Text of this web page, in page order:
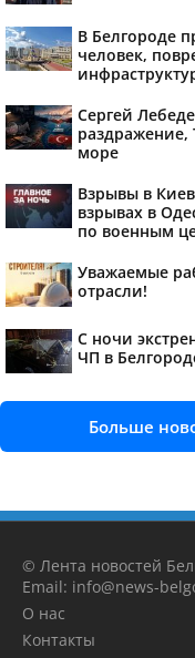
В Белгороде
человек,
Сергей
раздражение,
море
Взрывы в
взрывах в
по военным
Уважаемые
отрасли!
С ночи
ЧП в
Больше
© Лента новостей
Email: info@news-
О нас
Контакты